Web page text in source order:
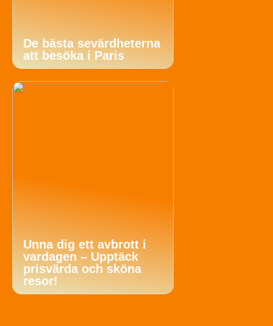
De bästa sevärdheterna
att besöka i Paris
Unna dig ett avbrott i
vardagen – Upptäck
prisvärda och sköna
resor!